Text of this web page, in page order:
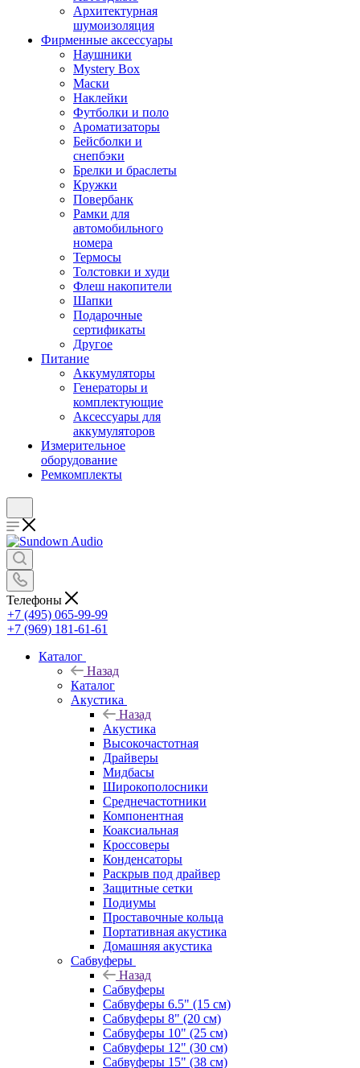
Архитектурная
шумоизоляция
Фирменные аксессуары
Наушники
Mystery Box
Маски
Наклейки
Футболки и поло
Ароматизаторы
Бейсболки и
снепбэки
Брелки и браслеты
Кружки
Повербанк
Рамки для
автомобильного
номера
Термосы
Толстовки и худи
Флеш накопители
Шапки
Подарочные
сертификаты
Другое
Питание
Аккумуляторы
Генераторы и
комплектующие
Аксессуары для
аккумуляторов
Измерительное
оборудование
Ремкомплекты
Телефоны
+7 (495) 065-99-99
+7 (969) 181-61-61
Каталог
Назад
Каталог
Акустика
Назад
Акустика
Высокочастотная
Драйверы
Мидбасы
Широкополосники
Среднечастотники
Компонентная
Коаксиальная
Кроссоверы
Конденсаторы
Раскрыв под драйвер
Защитные сетки
Подиумы
Проставочные кольца
Портативная акустика
Домашняя акустика
Сабвуферы
Назад
Сабвуферы
Сабвуферы 6.5" (15 см)
Сабвуферы 8" (20 см)
Сабвуферы 10" (25 см)
Сабвуферы 12" (30 см)
Сабвуферы 15" (38 см)